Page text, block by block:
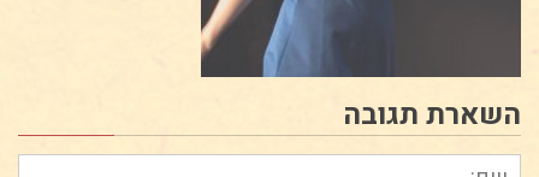
השארת תגובה